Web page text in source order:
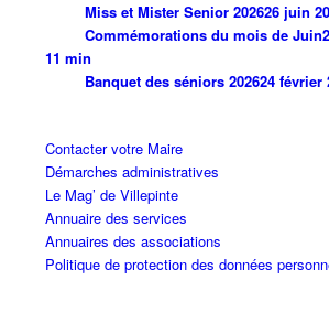
Miss et Mister Senior 202626 juin
Commémorations du mois de Juin
11 min
Banquet des séniors 202624 février
Contacter votre Maire
Démarches administratives
Le Mag’ de Villepinte
Annuaire des services
Annuaires des associations
Politique de protection des données